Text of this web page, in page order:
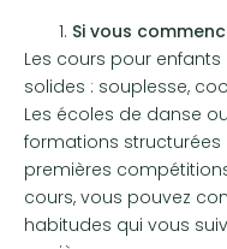
Si vous
Les cours pour
solides : souplesse,
Les écoles de danse
formations
premières
cours, vous pouvez
habitudes qui vous